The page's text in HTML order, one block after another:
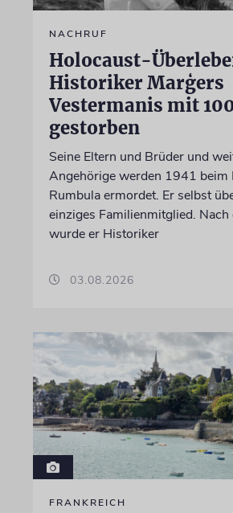
NACHRUF
Holocaust-
Historiker Marģers
Vestermanis mit
gestorben
Seine Eltern und Brüder und
Angehörige werden 1941 beim
Rumbula ermordet. Er selbst
einziges Familienmitglied. Nach
wurde er Historiker
03.08.2026
FRANKREICH